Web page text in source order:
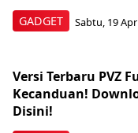
GADGET Sabtu, 19
Versi Terbaru PVZ
Kecanduan!
Disini!